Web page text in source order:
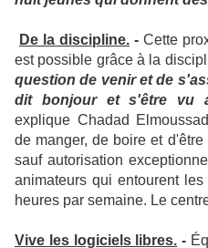
De la discipline. - Cette
est possible grâce à la
question de venir et de
dit bonjour et s'être vu
explique Chadad
de manger, de boire et
sauf autorisation
animateurs qui entourent
heures par semaine. Le
Vive les logiciels libres. -